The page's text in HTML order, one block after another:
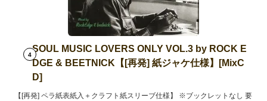
4
SOUL MUSIC LOVERS ONLY VOL.3 by ROCK E
DGE & BEETNICK【[再発] 紙ジャケ仕様】[MixC
D]
【[再発] ペラ紙表紙入＋クラフト紙スリーブ仕様】 ※ブックレットなし 要